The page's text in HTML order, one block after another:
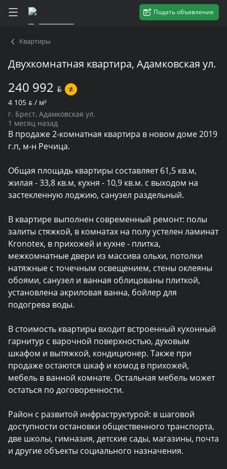
Подать объявление
Квартиры
Двухкомнатная квартира, Адамковская ул.
240 992 BYN
4 105 BYN / м²
г. Брест, Адамковская ул.
1 месяц назад
В продаже 2-комнатная квартира в новом доме 2019
г.п, м-н Речица.
Общая площадь квартиры составляет 61,5 кв.м,
жилая - 33,8 кв.м, кухня - 10,9 кв.м. с выходом на
застекленную лоджию, санузел раздельный.
В квартире выполнен современный ремонт: полы
залиты стяжкой, в комнатах на полу устелен ламинат
Kronotex, в прихожей и кухне - плитка,
межкомнатные двери из массива ольхи, потолки
натяжные с точечным освещением, стены оклеяны
обоями, санузел и ванная облицованы плиткой,
установлена акриловая ванна, бойлер для
подогрева воды.
В стоимость квартиры входит встроенный кухонный
гарнитур с варочной поверхностью, духовым
шкафом и вытяжкой, кондиционер. Также при
продаже остаются шкаф и комод в прихожей,
мебель в ванной комнате. Остальная мебель может
остаться по договоренности.
Район с развитой инфраструктурой: в шаговой
доступности остановки общественного транспорта,
две школы, гимназия, детские сады, магазины, почта
и другие объекты социального назначения.